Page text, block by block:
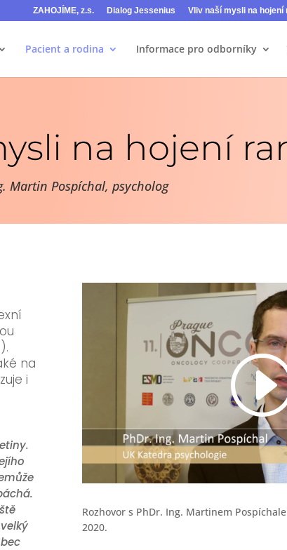
ZAHOJÍME, z.s. Dialog Jessenius Vliv naší mysli na hojení
Pacient a rodina Informace pro odborníky
na hojení
Martin Pospíchal, psycholog
na
i
Rozhovor s PhDr. Ing. Martinem
2020.